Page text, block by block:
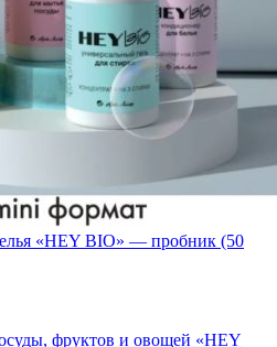
«HEY BIO» — пробник (50